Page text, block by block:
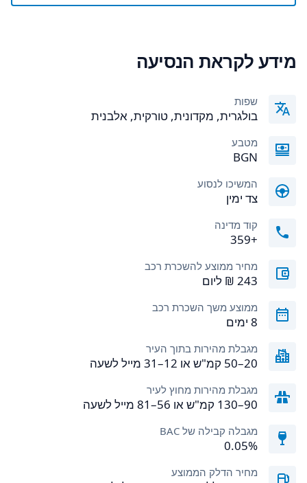
מידע לקראת הנסיעה
שפות
בולגרית, מקדונית, טורקית, אלבנית
מטבע
BGN
המשיכו לנסוע
צד ימין
קוד מדינה
+359
מחיר ממוצע להשכרת רכב
ממוצע משך השכרת רכב
8 ימים
מגבלת מהירות בתוך העיר
20–50 קמ"ש או 12–31 מייל לשעה
מגבלת מהירות מחוץ לעיר
90–130 קמ"ש או 56–81 מייל לשעה
מגבלה קבילה של BAC
0.05%
מחיר הדלק הממוצע